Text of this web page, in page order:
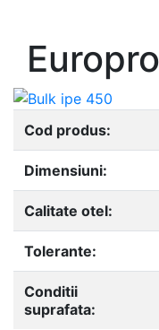
Cod produs:
Dimensiuni:
Calitate otel:
Tolerante:
Conditii
suprafata: